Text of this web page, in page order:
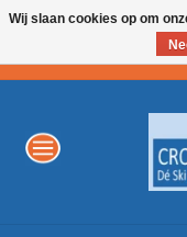
WINTERSPORT
Wij slaan cookies op om